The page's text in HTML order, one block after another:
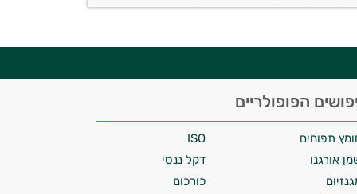
הפופולריים
תפוחים
ISO
אורגנו
דקל ננסי
כורכום